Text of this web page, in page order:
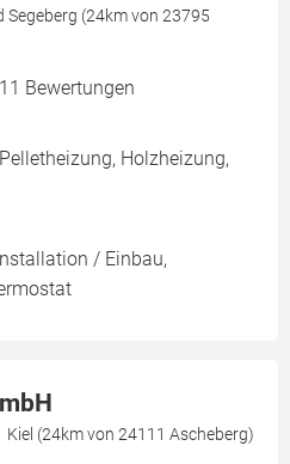
Segeberg (24km von 23795
Bewertungen
Holzheizung,
/ Einbau,
(24km von 24111 Ascheberg)